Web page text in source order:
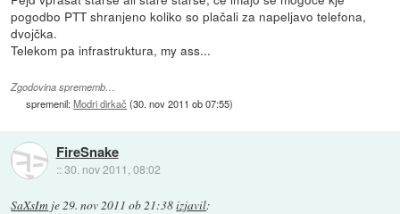
pogodbo PTT shranjeno koliko so plačali za napeljavo telefona,
dvojčka.
Telekom pa infrastruktura, my ass...
Zgodovina sprememb…
spremenil:Modri dirkač (30. nov 2011 ob 07:55)
FireSnake
::30. nov 2011, 08:02
SaXsIm je29. nov 2011 ob 21:38izjavil: